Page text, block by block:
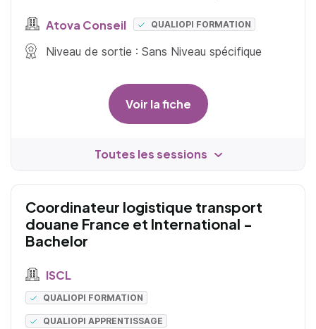
Atova Conseil QUALIOPI FORMATION
Niveau de sortie : Sans Niveau spécifique
Voir la fiche
Toutes les sessions
Coordinateur logistique transport
douane France et International -
Bachelor
ISCL
QUALIOPI FORMATION
QUALIOPI APPRENTISSAGE